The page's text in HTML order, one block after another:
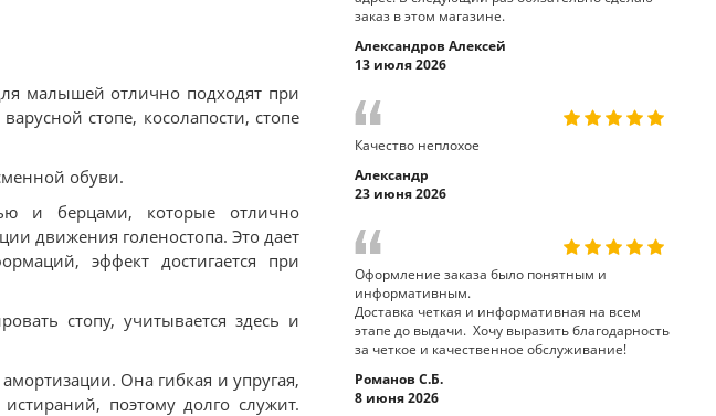
малышей отлично подходят при
стопе, косолапости, стопе
обуви.
и берцами, которые отлично
движения голеностопа. Это дает
эффект достигается при
стопу, учитывается здесь и
Она гибкая и упругая,
поэтому долго служит.
заказ в этом магазине.
Александров Алексей
13 июля 2026
Качество неплохое
Александр
23 июня 2026
Оформление заказа было понятным и
информативным.
Доставка четкая и информативная на всем
этапе до выдачи. Хочу выразить благодарность
за четкое и качественное обслуживание!
Романов С.Б.
8 июня 2026